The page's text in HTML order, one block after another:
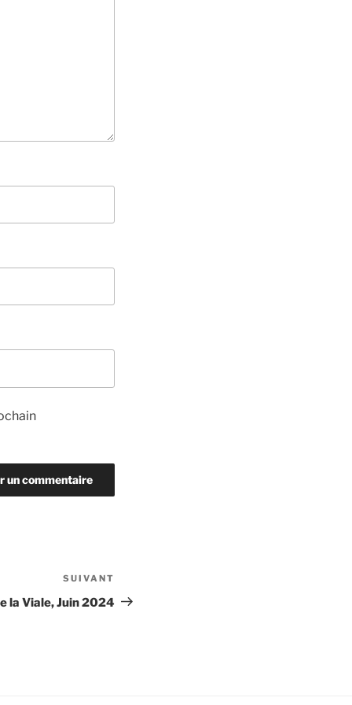
suivant
SUIVANT
la Viale, Juin 2024